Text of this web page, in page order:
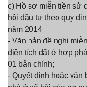
c) Hồ sơ miễn tiền sử
hội đầu tư theo quy
năm 2014:
- Văn bản đề nghị
diện tích đất ở hợp
01 bản chính;
- Quyết định hoặc văn